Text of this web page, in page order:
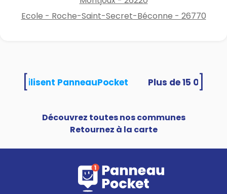
Ecole - Roche-Saint-Secret-Béconne - 26770
utilisent PanneauPocket
Découvrez toutes nos communes
Retournez à la carte